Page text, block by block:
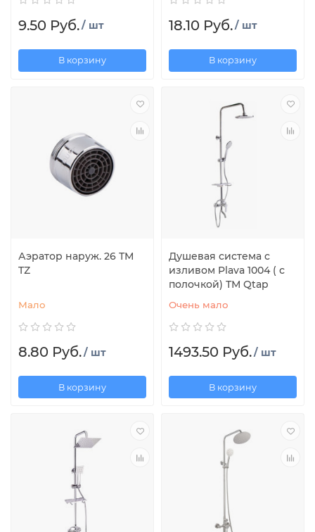
9.50 Руб./ шт
В корзину
18.10 Руб./ шт
В корзину
Аэратор наруж. 26 ТМ
TZ
Мало
8.80 Руб./ шт
В корзину
Душевая система c
изливом Plava 1004 ( с
полочкой) ТМ Qtap
Очень мало
1493.50 Руб./ шт
В корзину